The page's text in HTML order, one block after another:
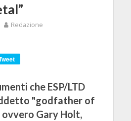
Redazione
che ESP/LTD
"godfather of
Gary Holt,